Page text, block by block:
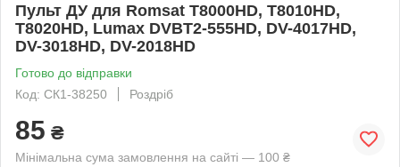
Пульт ДУ для Romsat T8000HD, T8010HD,
T8020HD, Lumax DVBT2-555HD, DV-4017HD,
DV-3018HD, DV-2018HD
Готово до відправки
Код: СК1-38250
Роздріб
85 ₴
Мінімальна сума замовлення на сайті — 100 ₴